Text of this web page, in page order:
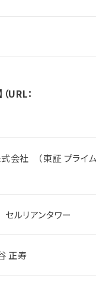
URL：
式会社 （東証 プライ
ルリアンタワー
正寿